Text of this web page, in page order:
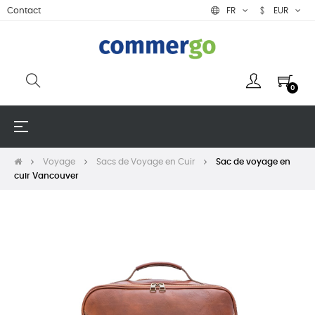
Contact FR EUR
0
Basculer
☰
Voyage Sacs de Voyage en Cuir
Sac de voyage en
cuir Vancouver